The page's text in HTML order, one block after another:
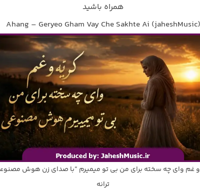
همراه باشید
Ahang – Geryeo Gham Vay Che Sakhte Ai (jaheshMusic)
غم وای چه سخته برای من بی تو میمیرم “با صدای زن هوش
ترانه